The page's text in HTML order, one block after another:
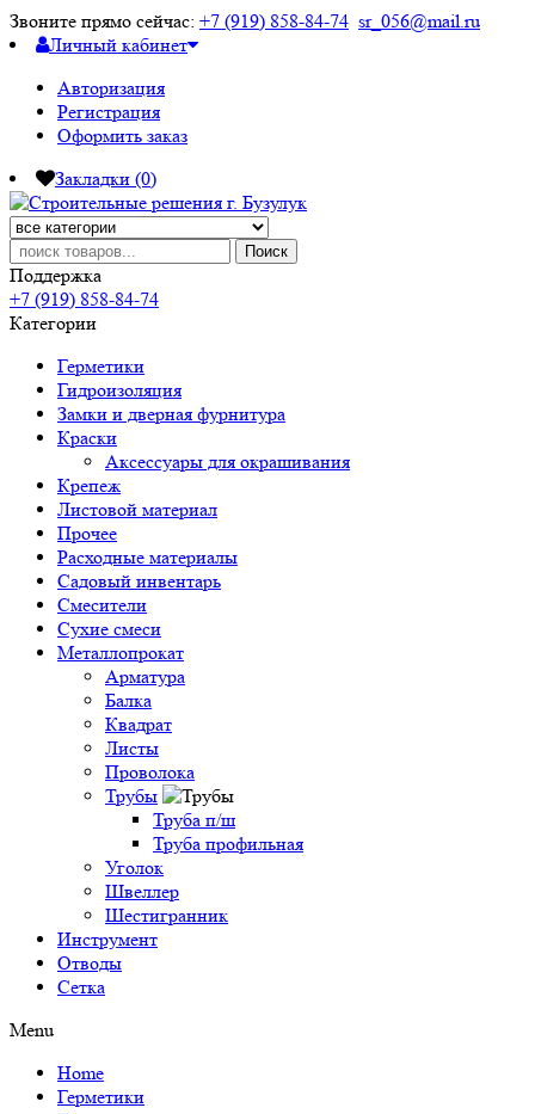
Звоните прямо сейчас: +7 (919) 858-84-74 sr_056@mail.ru
Личный кабинет
Авторизация
Регистрация
Оформить заказ
Закладки (0)
Поиск
Поддержка
+7 (919) 858-84-74
Категории
Герметики
Гидроизоляция
Замки и дверная фурнитура
Краски
Аксессуары для окрашивания
Крепеж
Листовой материал
Прочее
Расходные материалы
Садовый инвентарь
Смесители
Сухие смеси
Металлопрокат
Арматура
Балка
Квадрат
Листы
Проволока
Трубы
Труба п/ш
Труба профильная
Уголок
Швеллер
Шестигранник
Инструмент
Отводы
Сетка
Menu
Home
Герметики